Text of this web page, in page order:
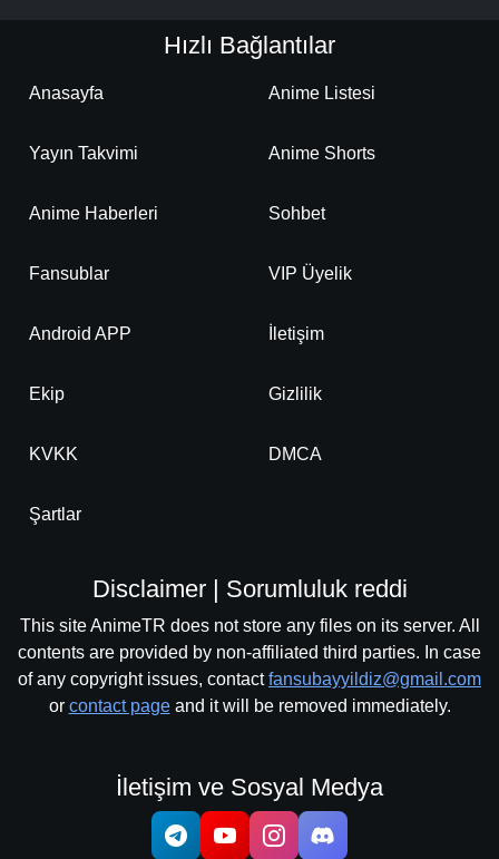
Hızlı Bağlantılar
Anasayfa Anime Listesi
Yayın Takvimi Anime Shorts
Anime Haberleri Sohbet
Fansublar VIP Üyelik
Android APP İletişim
Ekip Gizlilik
KVKK DMCA
Şartlar
Disclaimer | Sorumluluk reddi
This site AnimeTR does not store any files on its server. All
contents are provided by non-affiliated third parties. In case
of any copyright issues, contactfansubayyildiz@gmail.com
or contact pageand it will be removed immediately.
İletişim ve Sosyal Medya